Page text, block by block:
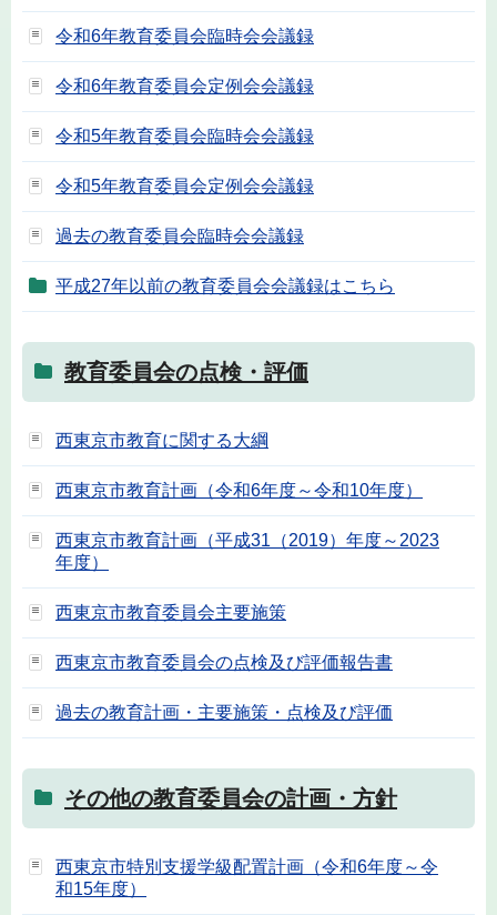
令和6年教育委員会臨時会会議録
令和6年教育委員会定例会会議録
令和5年教育委員会臨時会会議録
令和5年教育委員会定例会会議録
過去の教育委員会臨時会会議録
平成27年以前の教育委員会会議録はこちら
教育委員会の点検・評価
西東京市教育に関する大綱
西東京市教育計画（令和6年度～令和10年度）
西東京市教育計画（平成31（2019）年度～2023
年度）
西東京市教育委員会主要施策
西東京市教育委員会の点検及び評価報告書
過去の教育計画・主要施策・点検及び評価
その他の教育委員会の計画・方針
西東京市特別支援学級配置計画（令和6年度～令
和15年度）